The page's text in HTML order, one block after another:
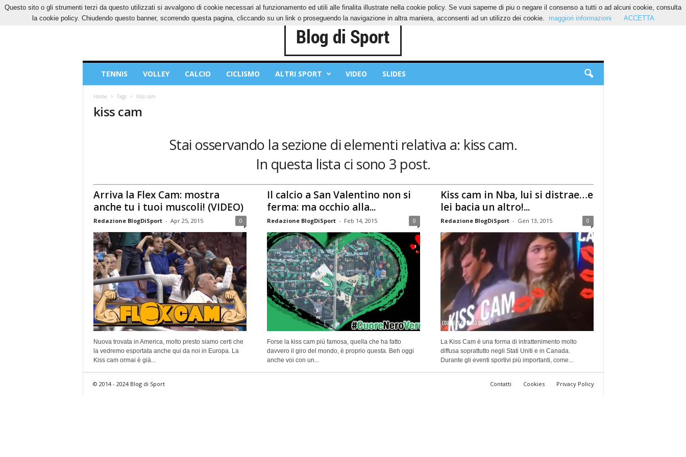
VENERDÌ, 7 AGOSTO 2026 CONTATTI COOKIES PRIVACY POLICY
Sport
TENNIS VOLLEY CALCIO CICLISMO ALTRI SPORT VIDEO SLIDES
Home Tags Kiss cam
kiss cam
Stai osservando la sezione di elementi relativa a: kiss cam.
In questa lista ci sono 3 post.
Arriva la Flex Cam: mostra
anche tu i tuoi muscoli! (VIDEO)
Redazione BlogDiSport - Apr 25, 2015 0
Nuova trovata in America, molto presto siamo certi che
la vedremo esportata anche qui da noi in Europa. La
Kiss cam ormai è già...
Il calcio a San Valentino non si
ferma: ma occhio alla...
Redazione BlogDiSport - Feb 14, 2015 0
Forse la kiss cam più famosa, quella che ha fatto
davvero il giro del mondo, è proprio questa. Beh oggi
anche voi con un...
Kiss cam in Nba, lui si distrae…e
lei bacia un altro!...
Redazione BlogDiSport - Gen 13, 2015 0
La Kiss Cam è una forma di intrattenimento molto
diffusa soprattutto negli Stati Uniti e in Canada.
Durante gli eventi sportivi più importanti, come...
Contatti Cookies Privacy Policy
© 2014 - 2024 Blog di Sport
Questo sito o gli strumenti terzi da questo utilizzati si avvalgono di cookie necessari al funzionamento ed utili alle finalita illustrate nella cookie policy. Se vuoi saperne di piu o negare il consenso a tutti o ad alcuni cookie, consulta
la cookie policy. Chiudendo questo banner, scorrendo questa pagina, cliccando su un link o proseguendo la navigazione in altra maniera, acconsenti ad un utilizzo dei cookie.
maggiori informazioni ACCETTA